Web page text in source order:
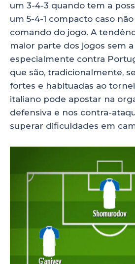
um 3-4-3 quando tem a
um 5-4-1 compacto caso
comando do jogo. A
maior parte dos jogos sem a
especialmente contra
que são, tradicionalmente,
fortes e habituadas ao
italiano pode apostar na
defensiva e nos contra-
superar dificuldades em